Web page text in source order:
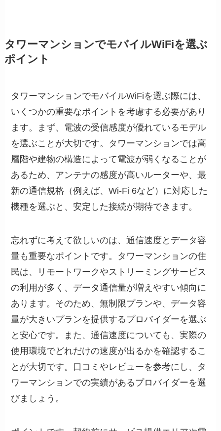
タワーマンションでモバイルWiFiを選ぶ
ポイント
タワーマンションでモバイルWiFiを選ぶ際には、
いくつかの重要なポイントを考慮する必要があり
ます。まず、電波の受信感度が優れているモデル
を選ぶことが大切です。タワーマンションでは高
層階や建物の構造によって電波が弱くなることが
あるため、アンテナの感度が高いルーターや、最
新の通信規格（例えば、Wi-Fi 6など）に対応した
機種を選ぶと、安定した接続が期待できます。
忘れずに考えて欲しいのは、通信速度とデータ容
量も重要なポイントです。タワーマンションの住
民は、リモートワークやストリーミングサービス
の利用が多く、データ通信量が増えやすい傾向に
あります。そのため、無制限プランや、データ容
量が大きいプランを提供するプロバイダーを選ぶ
と安心です。また、通信速度についても、実際の
使用環境でどれだけの速度が出るかを確認するこ
とが大切です。口コミやレビューを参考にし、タ
ワーマンションでの実績があるプロバイダーを選
びましょう。